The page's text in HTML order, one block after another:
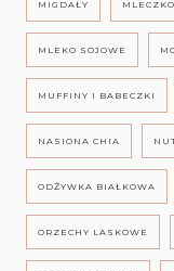
MIGDAŁY
MLEKO SOJOWE
MUFFINY I BABECZKI
NASIONA CHIA
ODŻYWKA BIAŁKOWA
ORZECHY LASKOWE